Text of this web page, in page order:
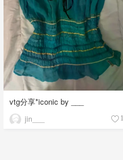
vtg分享*iconic by ___
jin___ 1